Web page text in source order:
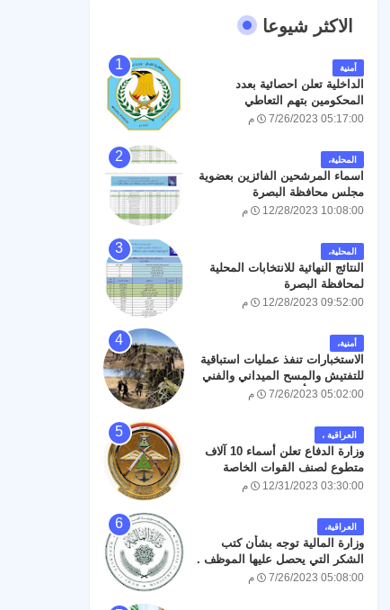
الاكثر شيوعا
أمنية
الداخلية تعلن احصائية بعدد
المحكومين بتهم التعاطي
والمتاجرة بالمخدرات خلال العام
7/26/2023 05:17:00 م
المحلية،
اسماء المرشحين الفائزين بعضوية
مجلس محافظة البصرة
12/28/2023 10:08:00 م
المحلية،
النتائج النهائية للانتخابات المحلية
لمحافظة البصرة
12/28/2023 09:52:00 م
أمنية،
الاستخبارات تنفذ عمليات استباقية
للتفتيش والمسح الميداني والفني
في كربلاء لتأمين مراسيم زيارة
7/26/2023 05:02:00 م
العراقية ،
وزارة الدفاع تعلن أسماء 10 آلاف
متطوع لصنف القوات الخاصة
12/31/2023 03:30:00 م
العراقية،
وزارة المالية توجه بشأن كتب
الشكر التي يحصل عليها الموظف .
7/26/2023 05:08:00 م